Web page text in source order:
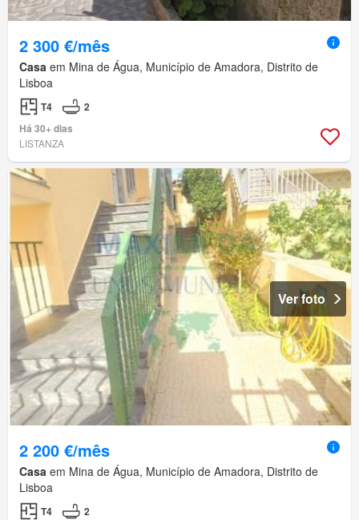
2 300 €/mês
Casa em Mina de Água, Município de Amadora, Distrito de
Lisboa
T4
2
Há 30+ dias
LISTANZA
Ver foto
2 200 €/mês
Casa em Mina de Água, Município de Amadora, Distrito de
Lisboa
T4
2